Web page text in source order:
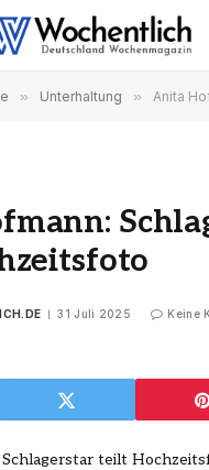
» Unterhaltung » Anita Hofmann:
31 Juli 2025 Keine